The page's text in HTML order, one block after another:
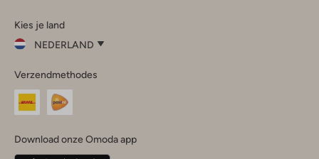
InstagramFacebook
Kies je land
NEDERLAND
je
land
Nederland
Belgique(Français)
Verzendmethodes
Download onze Omoda app